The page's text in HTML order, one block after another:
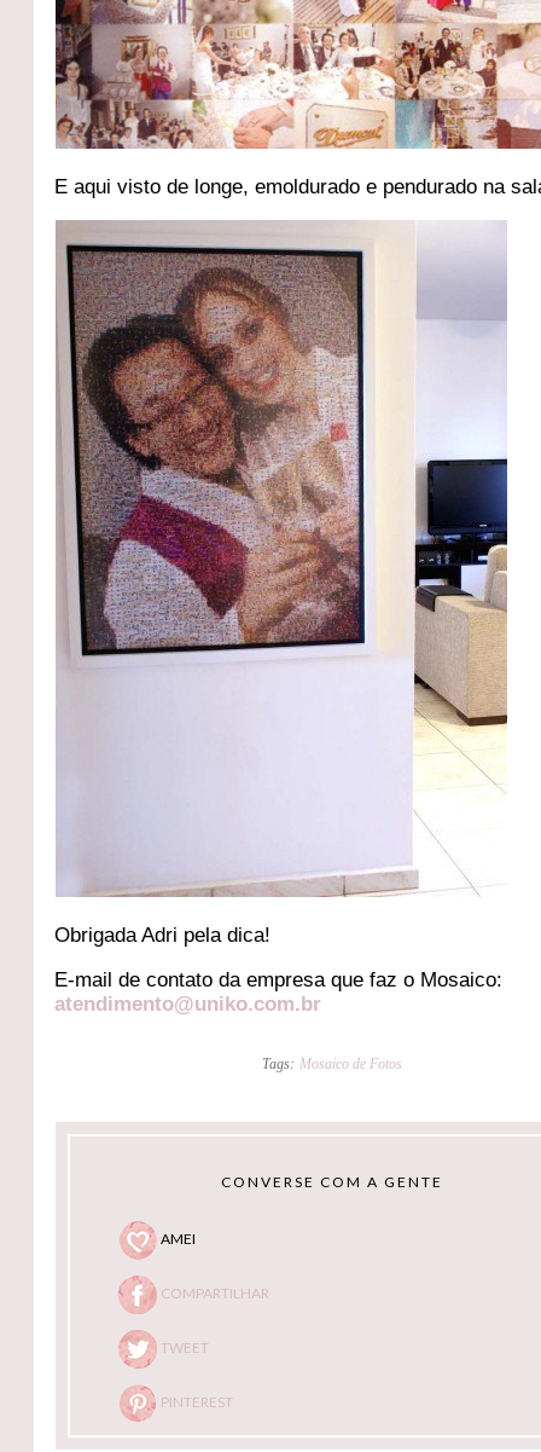
E aqui visto de longe, emoldurado e pendurado na
Obrigada Adri pela dica!
E-mail de contato da empresa que faz o Mosaico:
atendimento@uniko.com.br
Tags: Mosaico de Fotos
CONVERSE COM A GENTE
AMEI
COMPARTILHAR
TWEET
PINTEREST